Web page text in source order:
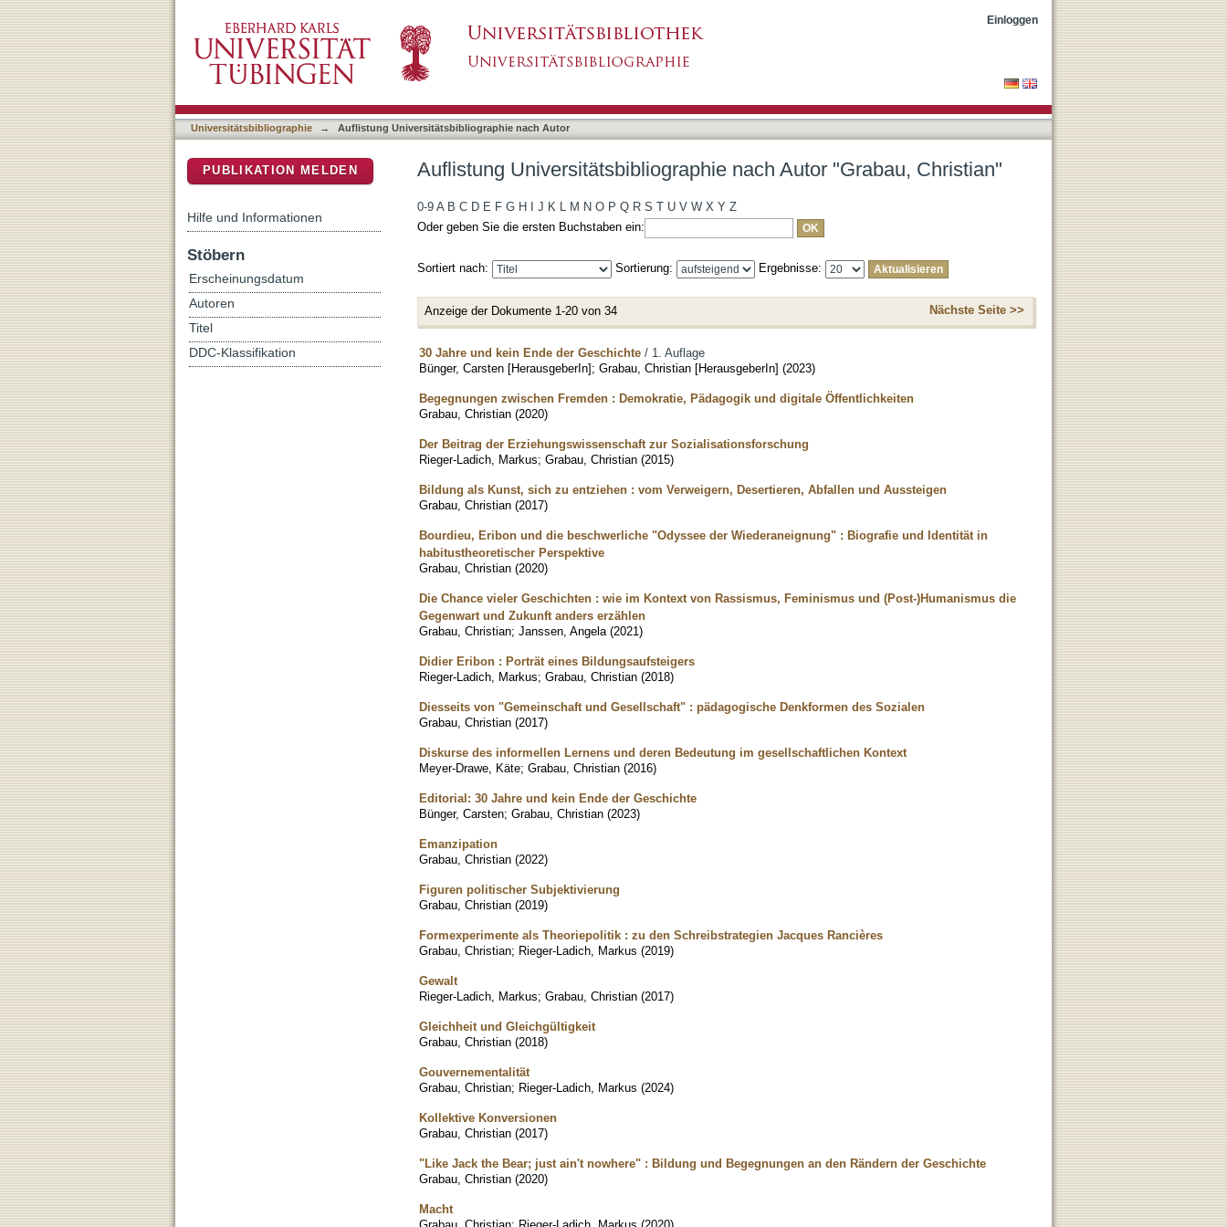
Einloggen
Universitätsbibliographie → Auflistung Universitätsbibliographie nach Autor
Auflistung Universitätsbibliographie nach Autor "Grabau, Christian"
0-9 A B C D E F G H J K L M N O P Q R S T U V W X Y Z
Oder geben Sie die ersten Buchstaben ein:
Sortiert nach: Sortierung: Ergebnisse:
Anzeige der Dokumente 1-20 von 34 Nächste Seite >>
30 Jahre und kein Ende der Geschichte / 1. Auflage
Bünger, Carsten [HerausgeberIn]; Grabau, Christian [HerausgeberIn] (2023)
Begegnungen zwischen Fremden : Demokratie, Pädagogik und digitale Öffentlichkeiten
Grabau, Christian (2020)
Der Beitrag der Erziehungswissenschaft zur Sozialisationsforschung
Rieger-Ladich, Markus; Grabau, Christian (2015)
Bildung als Kunst, sich zu entziehen : vom Verweigern, Desertieren, Abfallen und Aussteigen
Grabau, Christian (2017)
Bourdieu, Eribon und die beschwerliche "Odyssee der Wiederaneignung" : Biografie und Identität in
habitustheoretischer Perspektive
Grabau, Christian (2020)
Die Chance vieler Geschichten : wie im Kontext von Rassismus, Feminismus und (Post-)Humanismus die
Gegenwart und Zukunft anders erzählen
Grabau, Christian; Janssen, Angela (2021)
Didier Eribon : Porträt eines Bildungsaufsteigers
Rieger-Ladich, Markus; Grabau, Christian (2018)
Diesseits von "Gemeinschaft und Gesellschaft" : pädagogische Denkformen des Sozialen
Grabau, Christian (2017)
Diskurse des informellen Lernens und deren Bedeutung im gesellschaftlichen Kontext
Meyer-Drawe, Käte; Grabau, Christian (2016)
Editorial: 30 Jahre und kein Ende der Geschichte
Bünger, Carsten; Grabau, Christian (2023)
Emanzipation
Grabau, Christian (2022)
Figuren politischer Subjektivierung
Grabau, Christian (2019)
Formexperimente als Theoriepolitik : zu den Schreibstrategien Jacques Rancières
Grabau, Christian; Rieger-Ladich, Markus (2019)
Gewalt
Rieger-Ladich, Markus; Grabau, Christian (2017)
Gleichheit und Gleichgültigkeit
Grabau, Christian (2018)
Gouvernementalität
Grabau, Christian; Rieger-Ladich, Markus (2024)
Kollektive Konversionen
Grabau, Christian (2017)
"Like Jack the Bear; just ain't nowhere" : Bildung und Begegnungen an den Rändern der Geschichte
Grabau, Christian (2020)
Macht
PUBLIKATION MELDEN
Hilfe und Informationen
Stöbern
Erscheinungsdatum
Autoren
Titel
DDC-Klassifikation